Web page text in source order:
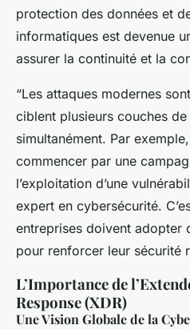
protection des données et
informatiques est devenue
assurer la continuité et la
“Les attaques modernes
ciblent plusieurs couches de
simultanément. Par
commencer par une
l’exploitation d’une
expert en cybersécurité.
entreprises doivent adopter
pour renforcer leur sécurité
L’Importance de
Response (XDR)
Une Vision Globale de la